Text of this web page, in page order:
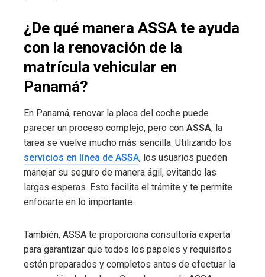
¿De qué manera ASSA te ayuda
con la renovación de la
matrícula vehicular en
Panamá?
En Panamá, renovar la placa del coche puede
parecer un proceso complejo, pero con ASSA, la
tarea se vuelve mucho más sencilla. Utilizando los
servicios en línea de ASSA, los usuarios pueden
manejar su seguro de manera ágil, evitando las
largas esperas. Esto facilita el trámite y te permite
enfocarte en lo importante.
También, ASSA te proporciona consultoría experta
para garantizar que todos los papeles y requisitos
estén preparados y completos antes de efectuar la